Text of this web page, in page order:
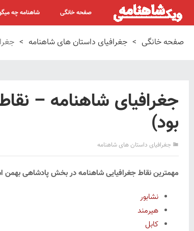
صفحه خانگی شاهنامه چه
صفحه خانگی > جغرافیای داستان های شاهنامه >
جغرافیای شاهنامه –
بود)
جغرافیای داستان های شاهنامه
مهمترین نقاط جغرافیایی شاهنامه در بخش پادشاهی بهمن
نشابور
هیرمند
کابل